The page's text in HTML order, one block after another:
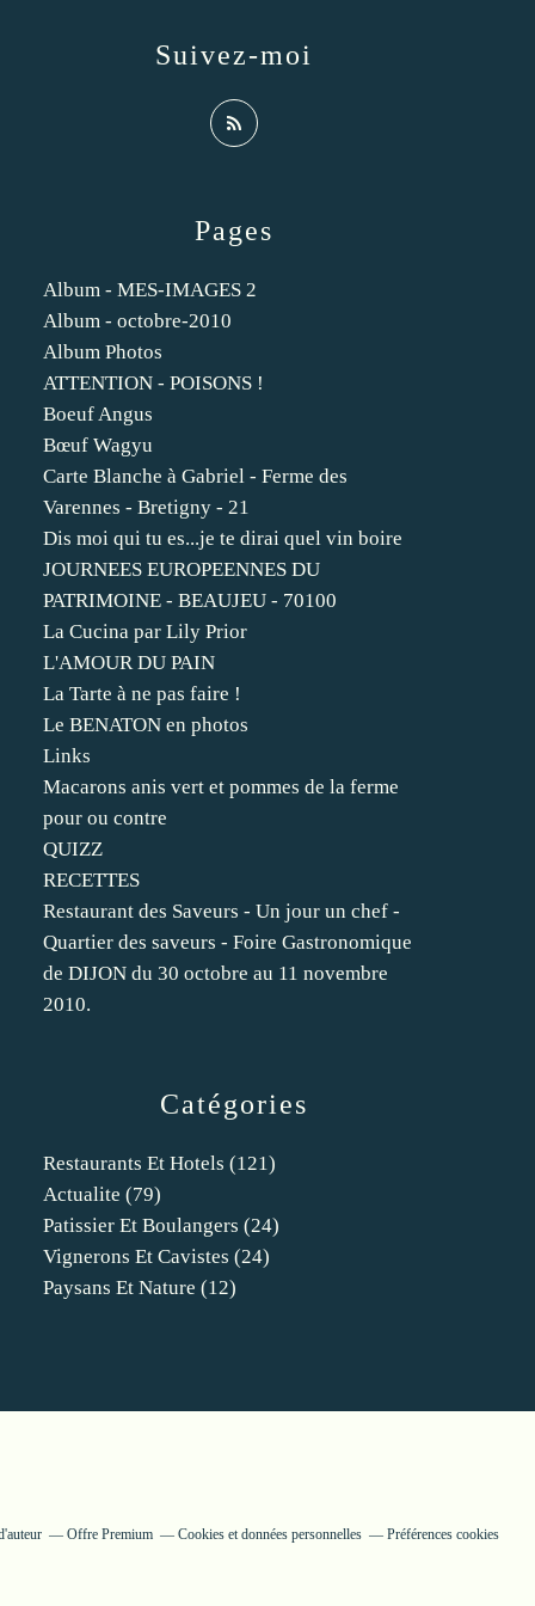
Catégories
Restaurants Et Hotels (121)
Actualite (79)
Patissier Et Boulangers (24)
Vignerons Et Cavistes (24)
Paysans Et Nature (12)
Pages
Album - MES-IMAGES 2
Album - octobre-2010
Album Photos
ATTENTION - POISONS !
Boeuf Angus
Bœuf Wagyu
Carte Blanche à Gabriel - Ferme des
Varennes - Bretigny - 21
Dis moi qui tu es...je te dirai quel vin boire
JOURNEES EUROPEENNES DU
PATRIMOINE - BEAUJEU - 70100
La Cucina par Lily Prior
L'AMOUR DU PAIN
La Tarte à ne pas faire !
Le BENATON en photos
Links
Macarons anis vert et pommes de la ferme
pour ou contre
QUIZZ
RECETTES
Restaurant des Saveurs - Un jour un chef -
Quartier des saveurs - Foire Gastronomique
de DIJON du 30 octobre au 11 novembre
2010.
Suivez-moi
Offre Premium Cookies et données personnelles Préférences cookies